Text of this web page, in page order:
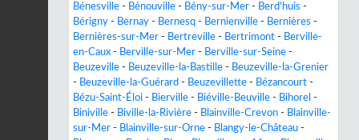
Bénesville - Bénouville - Bény-sur-Mer - Berd'huis -
Bérigny - Bernay - Bernesq - Bernienville - Bernières -
Bernières-sur-Mer - Bertreville - Bertrimont - Berville-
en-Caux - Berville-sur-Mer - Berville-sur-Seine -
Beuzeville - Beuzeville-la-Bastille - Beuzeville-la-Grenier
- Beuzeville-la-Guérard - Beuzevillette - Bézancourt -
Bézu-Saint-Éloi - Bierville - Biéville-Beuville - Bihorel -
Biniville - Biville-la-Rivière - Blainville-Crevon - Blainville-
sur-Mer - Blainville-sur-Orne - Blangy-le-Château -